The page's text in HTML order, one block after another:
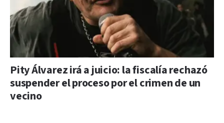
Pity Álvarez irá a juicio: la fiscalía rechazó
suspender el proceso por el crimen de un
vecino